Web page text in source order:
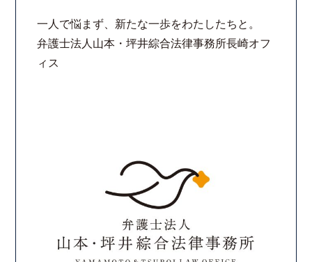
一人で悩まず、新たな一歩をわたしたちと。
弁護士法人山本・坪井綜合法律事務所長崎オフ
ィス